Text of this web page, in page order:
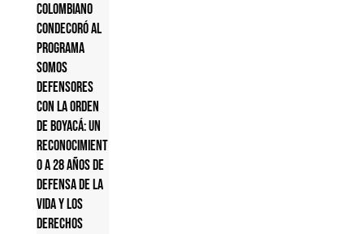
colombiano
condecoró al
Programa
Somos
Defensores
con la Orden
de Boyacá: un
reconocimient
o a 28 años de
defensa de la
vida y los
derechos